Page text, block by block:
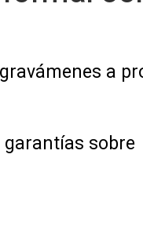
a
sobre